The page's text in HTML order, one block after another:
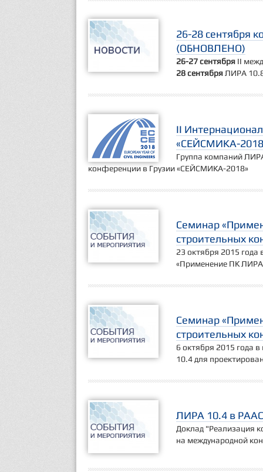
26-28 сентября
(ОБНОВЛЕНО)
26-27 сентября II
28 сентября ЛИРА
II
«СЕЙСМИКА-
Группа компаний
конференции в Грузии «СЕЙСМИКА-2018»
Семинар
строительных
23 октября 2015 года
«Применение ПК ЛИРА
Семинар
строительных
6 октября 2015 года
10.4 для
ЛИРА 10.4 в
Доклад "Реализация
на международной